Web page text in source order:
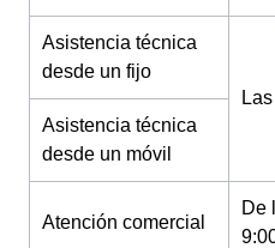
Asistencia técnica
desde un fijo
Asistencia técnica
desde un móvil
Atención comercial
De